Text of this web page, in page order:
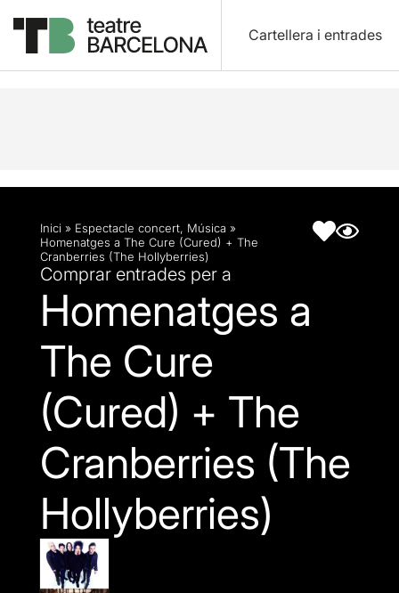
Cartellera i entrades
Descripció Fitxa artística
Inici » Espectacle concert, Música »
Homenatges a The Cure (Cured) + The
Cranberries (The Hollyberries)
Comprar entrades per a
Homenatges a
The Cure
(Cured) + The
Cranberries (The
Hollyberries)